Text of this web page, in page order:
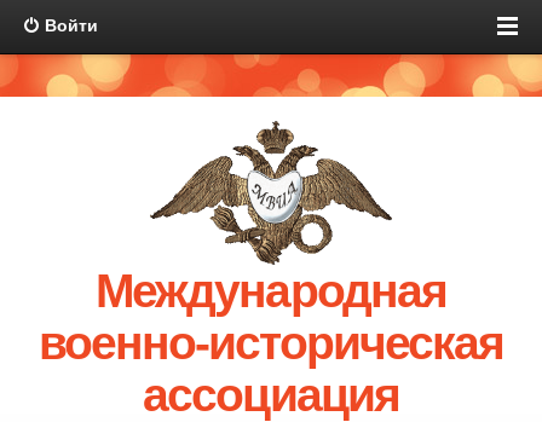
Войти
Международная
военно-историческая
ассоциация